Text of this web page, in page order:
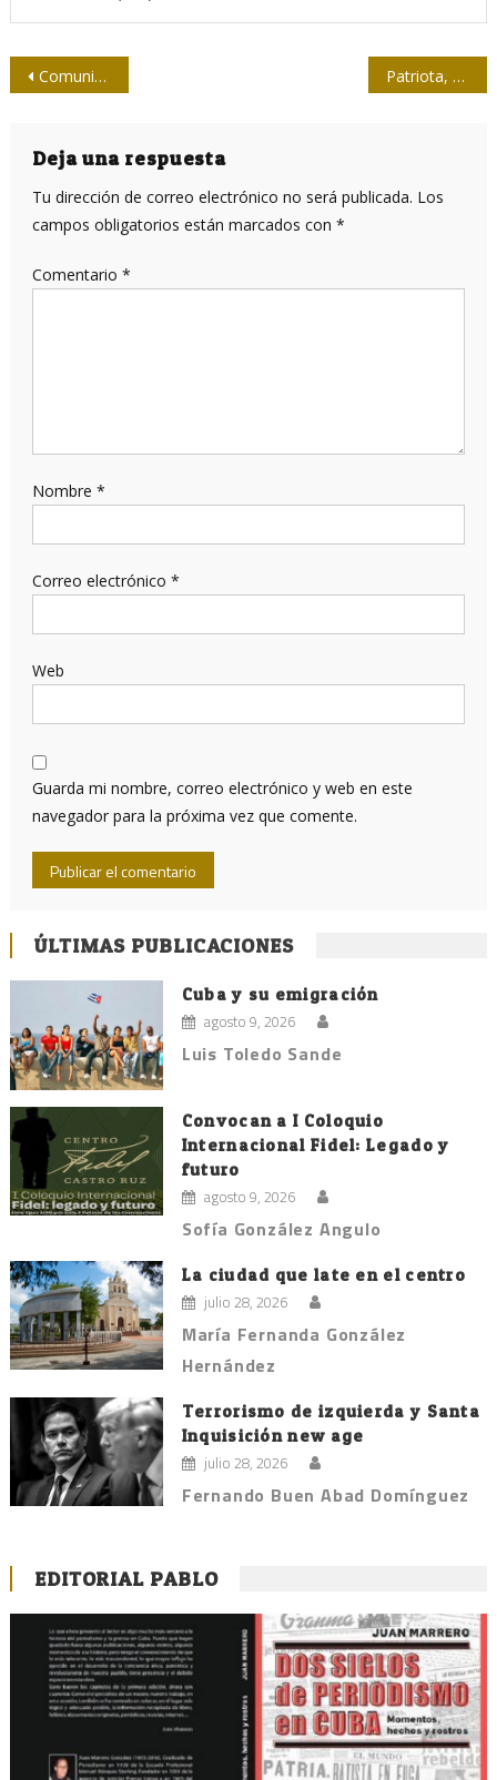
Navegación
entradas
Comunicadores del mundo discuten de Patria en Cuba Patriota, revolucionario y periodista
Deja una respuesta
Tu dirección de correo electrónico no será publicada. Los
campos obligatorios están marcados con *
Comentario *
Nombre *
Correo electrónico *
Web
Guarda mi nombre, correo electrónico y web en este
navegador para la próxima vez que comente.
ÚLTIMAS PUBLICACIONES
Cuba y su emigración
agosto 9, 2026
Luis Toledo Sande
Convocan a I Coloquio
Internacional Fidel: Legado y
futuro
agosto 9, 2026
Sofía González Angulo
La ciudad que late en el centro
julio 28, 2026
María Fernanda González
Hernández
Terrorismo de izquierda y Santa
Inquisición new age
julio 28, 2026
Fernando Buen Abad Domínguez
EDITORIAL PABLO